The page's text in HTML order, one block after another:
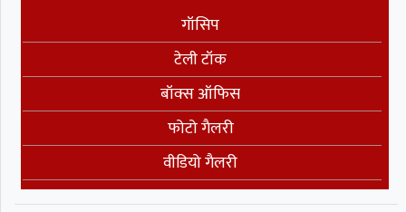
गॉसिप
टेली टॉक
बॉक्स ऑफिस
फोटो गैलरी
वीडियो गैलरी